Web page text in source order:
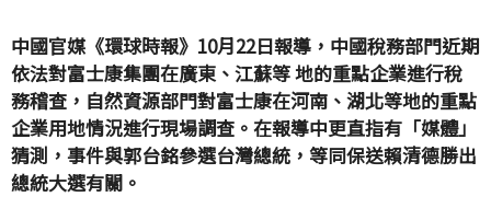
中國官媒《環球時報》10月22日報導，中國稅務部門近期
依法對富士康集團在廣東、江蘇等 地的重點企業進行稅
務稽查，自然資源部門對富士康在河南、湖北等地的重點
企業用地情況進行現場調查。在報導中更直指有「媒體」
猜測，事件與郭台銘參選台灣總統，等同保送賴清德勝出
總統大選有關。